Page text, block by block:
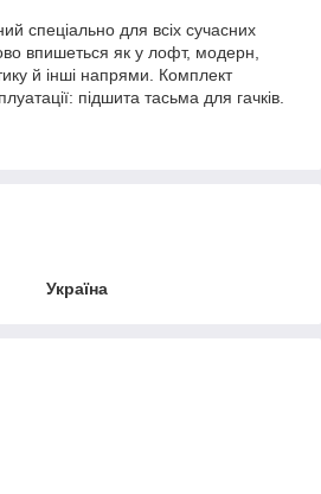
спеціально для всіх сучасних
впишеться як у лофт, модерн,
й інші напрями. Комплект
підшита тасьма для гачків.
Україна